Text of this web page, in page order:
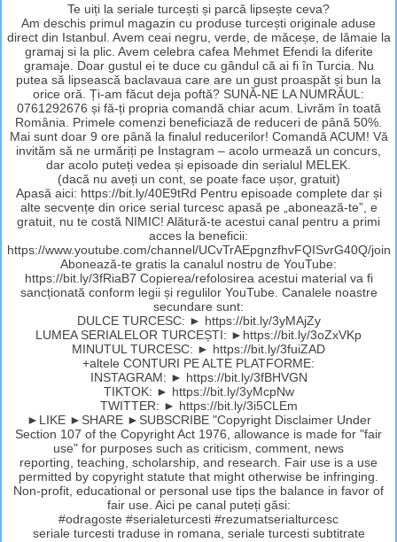
Te uiți la seriale turcești și parcă lipsește ceva?
Am deschis primul magazin cu produse turcești originale aduse
direct din Istanbul. Avem ceai negru, verde, de măceșe, de lămaie la
gramaj si la plic. Avem celebra cafea Mehmet Efendi la diferite
gramaje. Doar gustul ei te duce cu gândul că ai fi în Turcia. Nu
putea să lipsească baclavaua care are un gust proaspăt și bun la
orice oră. Ți-am făcut deja poftă? SUNĂ-NE LA NUMRĂUL:
0761292676 și fă-ți propria comandă chiar acum. Livrăm în toată
România. Primele comenzi beneficiază de reduceri de până 50%.
Mai sunt doar 9 ore până la finalul reducerilor! Comandă ACUM! Vă
invităm să ne urmăriți pe Instagram – acolo urmează un concurs,
dar acolo puteți vedea și episoade din serialul MELEK.
(dacă nu aveți un cont, se poate face ușor, gratuit)
Apasă aici: https://bit.ly/40E9tRd Pentru episoade complete dar și
alte secvențe din orice serial turcesc apasă pe „abonează-te”, e
gratuit, nu te costă NIMIC! Alătură-te acestui canal pentru a primi
acces la beneficii:
https://www.youtube.com/channel/UCvTrAEpgnzfhvFQISvrG40Q/join
Abonează-te gratis la canalul nostru de YouTube:
https://bit.ly/3fRiaB7 Copierea/refolosirea acestui material va fi
sancționată conform legii și regulilor YouTube. Canalele noastre
secundare sunt:
DULCE TURCESC: ► https://bit.ly/3yMAjZy
LUMEA SERIALELOR TURCEȘTI: ►https://bit.ly/3oZxVKp
MINUTUL TURCESC: ► https://bit.ly/3fuiZAD
+altele CONTURI PE ALTE PLATFORME:
INSTAGRAM: ► https://bit.ly/3fBHVGN
TIKTOK: ► https://bit.ly/3yMcpNw
TWITTER: ► https://bit.ly/3i5CLEm
►LIKE ►SHARE ►SUBSCRIBE "Copyright Disclaimer Under
Section 107 of the Copyright Act 1976, allowance is made for "fair
use" for purposes such as criticism, comment, news
reporting, teaching, scholarship, and research. Fair use is a use
permitted by copyright statute that might otherwise be infringing.
Non-profit, educational or personal use tips the balance in favor of
fair use. Aici pe canal puteți găsi:
#odragoste #serialeturcesti #rezumatserialturcesc
seriale turcesti traduse in romana, seriale turcesti subtitrate